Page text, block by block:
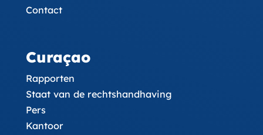
Contact
Curaçao
Rapporten
Staat van de rechtshandhaving
Pers
Kantoor